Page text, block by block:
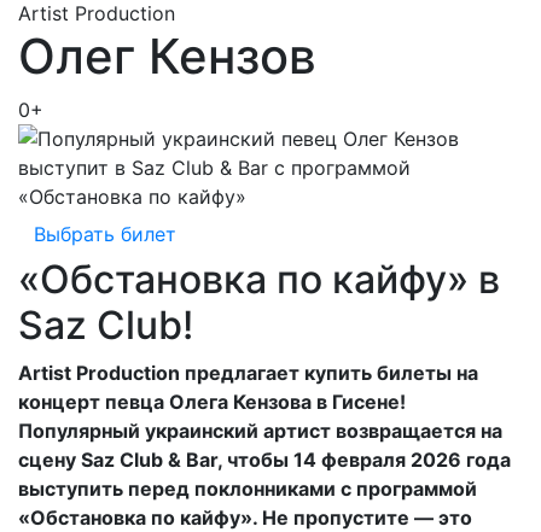
Artist Production
Олег Кензов
0+
Выбрать билет
«Обстановка по кайфу» в
Saz Club!
Artist Production предлагает купить билеты на
концерт певца Олега Кензова в Гисене!
Популярный украинский артист возвращается на
сцену Saz Club & Bar, чтобы 14 февраля 2026 года
выступить перед поклонниками с программой
«Обстановка по кайфу». Не пропустите — это